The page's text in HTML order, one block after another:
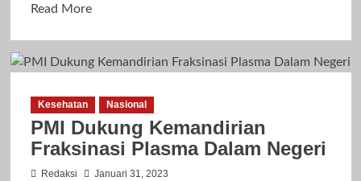
Read MoreRead
Gerindra
Kenaikan
Ongkos
Haji
Rp
Kesehatan Nasional
PMI Dukung Kemandirian
Fraksinasi Plasma Dalam Negeri
Redaksi Januari 31, 2023